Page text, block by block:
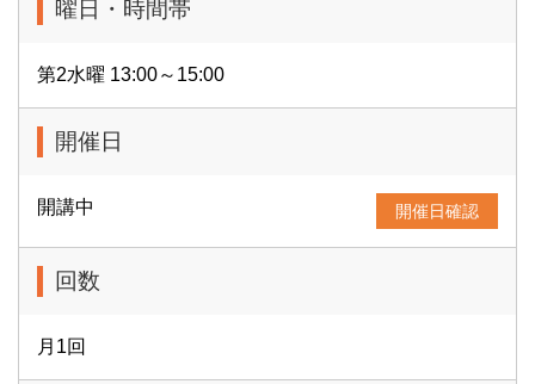
曜日・時間帯
第2水曜 13:00～15:00
開催日
開講中 開催日確認
回数
月1回